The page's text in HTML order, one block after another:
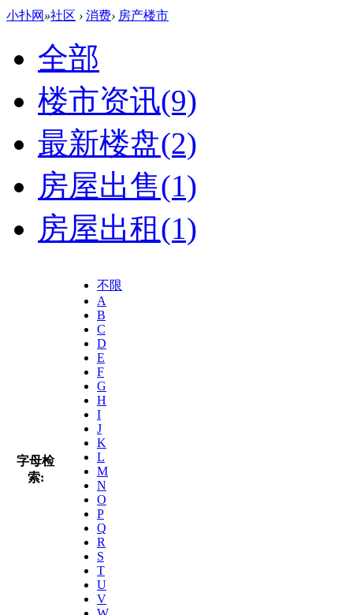
小扑网 »社区 › 消费› 房产楼市
全部
楼市资讯(9)
最新楼盘(2)
房屋出售(1)
房屋出租(1)
字母检
索:
不限
A
B
C
D
E
F
G
H
I
J
K
L
M
N
O
P
Q
R
S
T
U
V